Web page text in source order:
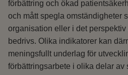
förbättring och ökad
och mått spegla omständigheter
organisation eller i det
bedrivs. Olika indikatorer kan
meningsfullt underlag för
förbättringsarbete i olika delar av